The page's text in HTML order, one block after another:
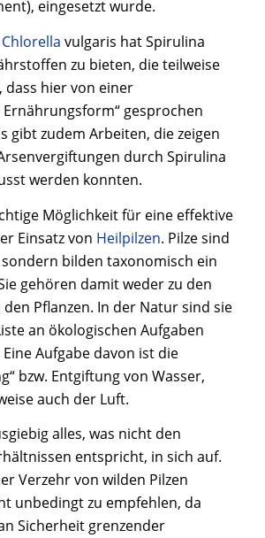
eingesetzt wurde.
Chlorella vulgaris hat Spirulina
zu bieten, die teilweise
dass hier von einer
Ernährungsform“ gesprochen
gibt zudem Arbeiten, die zeigen
durch Spirulina
werden konnten.
Möglichkeit für eine effektive
Einsatz von Heilpilzen. Pilze sind
sondern bilden taxonomisch ein
gehören damit weder zu den
Pflanzen. In der Natur sind sie
an ökologischen Aufgaben
Aufgabe davon ist die
bzw. Entgiftung von Wasser,
auch der Luft.
alles, was nicht den
entspricht, in sich auf.
Verzehr von wilden Pilzen
unbedingt zu empfehlen, da
Sicherheit grenzender